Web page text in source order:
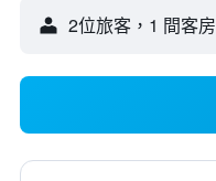
2位旅客，1 間客房